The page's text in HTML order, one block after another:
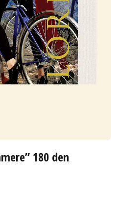
180 den